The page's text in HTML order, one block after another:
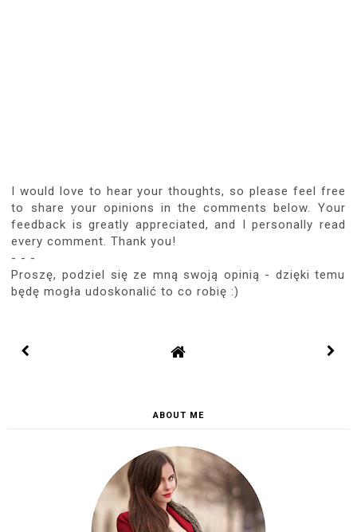
I would love to hear your thoughts, so please feel free
to share your opinions in the comments below. Your
feedback is greatly appreciated, and I personally read
every comment. Thank you!
- - -
Proszę, podziel się ze mną swoją opinią - dzięki temu
będę mogła udoskonalić to co robię :)
ABOUT ME